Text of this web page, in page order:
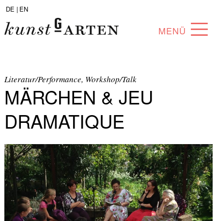
DE | EN
MENÜ
ABOUT
SAMMLUNG
KÜNSTLER*INNEN
PARTNER*INNEN
ANGEBOTE
Literatur/Performance, Workshop/Talk
MÄRCHEN & JEU
DRAMATIQUE